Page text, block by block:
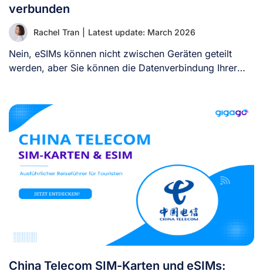
verbunden
Rachel Tran Latest update: March 2026
Nein, eSIMs können nicht zwischen Geräten geteilt
werden, aber Sie können die Datenverbindung Ihrer
China Telecom SIM-Karten und eSIMs: